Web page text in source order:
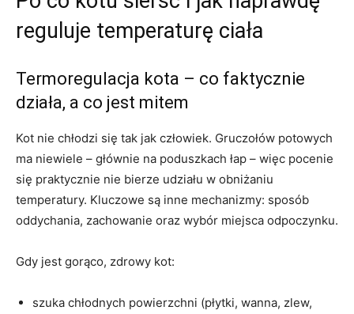
reguluje temperaturę ciała
Termoregulacja kota – co faktycznie
działa, a co jest mitem
Kot nie chłodzi się tak jak człowiek. Gruczołów potowych
ma niewiele – głównie na poduszkach łap – więc pocenie
się praktycznie nie bierze udziału w obniżaniu
temperatury. Kluczowe są inne mechanizmy: sposób
oddychania, zachowanie oraz wybór miejsca odpoczynku.
Gdy jest gorąco, zdrowy kot:
szuka chłodnych powierzchni (płytki, wanna, zlew,